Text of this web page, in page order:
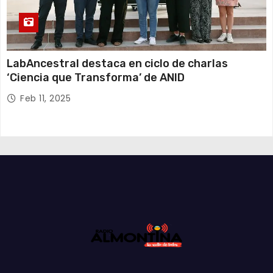
LabAncestral destaca en ciclo de charlas
‘Ciencia que Transforma’ de ANID
Feb 11, 2025